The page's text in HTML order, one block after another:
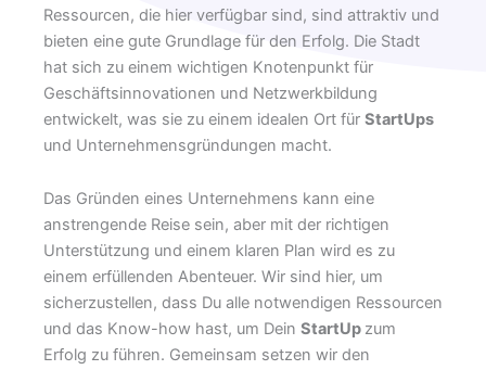
Ressourcen, die hier verfügbar sind, sind attraktiv und
bieten eine gute Grundlage für den Erfolg. Die Stadt
hat sich zu einem wichtigen Knotenpunkt für
Geschäftsinnovationen und Netzwerkbildung
entwickelt, was sie zu einem idealen Ort für StartUps
und Unternehmensgründungen macht.
Das Gründen eines Unternehmens kann eine
anstrengende Reise sein, aber mit der richtigen
Unterstützung und einem klaren Plan wird es zu
einem erfüllenden Abenteuer. Wir sind hier, um
sicherzustellen, dass Du alle notwendigen Ressourcen
und das Know-how hast, um Dein StartUp zum
Erfolg zu führen. Gemeinsam setzen wir den